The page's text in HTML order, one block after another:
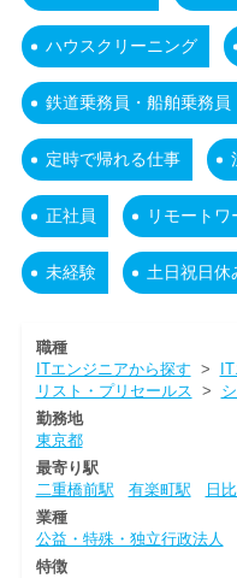
ハウスクリーニング
鉄道乗務員・船舶乗務員
定時で帰れる仕事
正社員 リモート
未経験 土日祝日休
職種
ITエンジニアから探す >
リスト・プリセールス >
勤務地
東京都
最寄り駅
二重橋前駅
有楽町駅 日
業種
公益・特殊・独立行政法人
特徴